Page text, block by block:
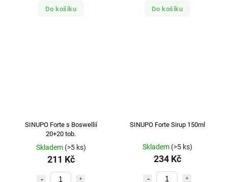
Do košíku Do košíku
SINUPO Forte s Boswellií
20+20 tob.
Skladem (>5 ks)
211 Kč
SINUPO Forte Sirup 150ml
Skladem (>5 ks)
234 Kč